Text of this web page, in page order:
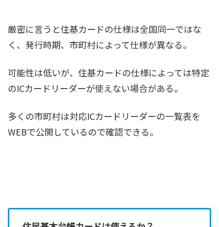
厳密に言うと住基カードの仕様は全国同一ではな
く、発行時期、市町村によって仕様が異なる。
可能性は低いが、住基カードの仕様によっては特定
のICカードリーダーが使えない場合がある。
多くの市町村は対応ICカードリーダーの一覧表を
WEBで公開しているので確認できる。